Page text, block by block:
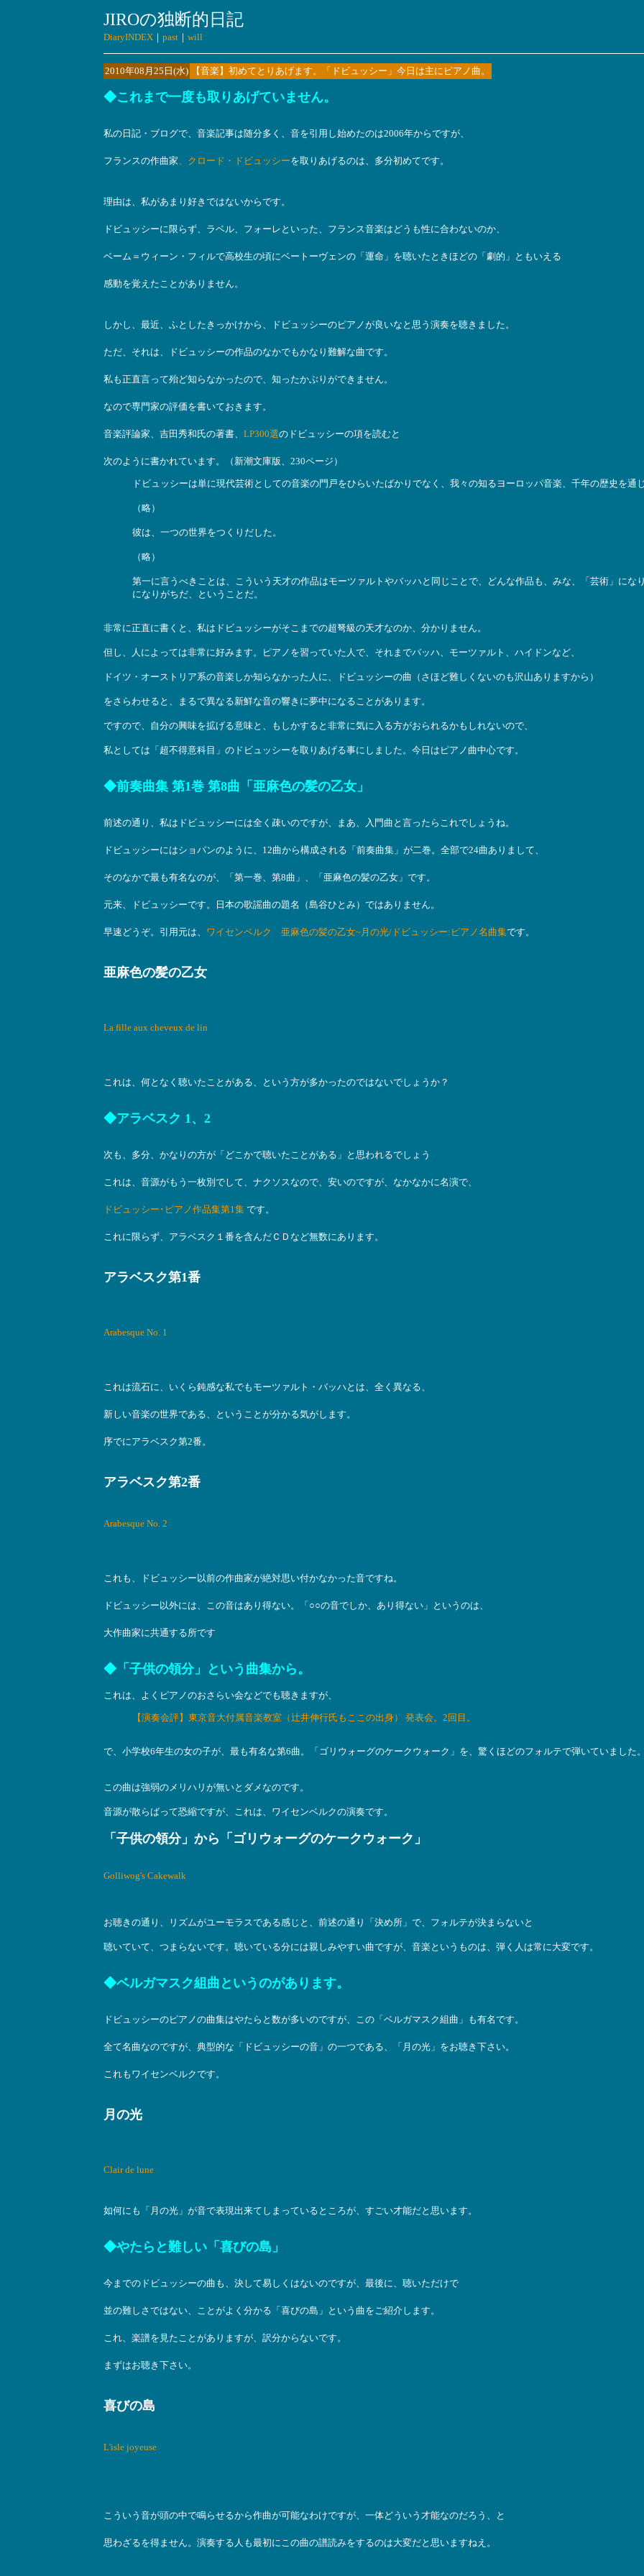
JIROの独断的日記
DiaryINDEX ｜ past ｜ will
2010年08月25日(水) 【音楽】初めてとりあげます。「ドビュッシー」今日は主にピアノ曲。
◆これまで一度も取りあげていません。
私の日記・ブログで、音楽記事は随分多く、音を引用し始めたのは2006年からですが、
フランスの作曲家、クロード・ドビュッシーを取りあげるのは、多分初めてです。
理由は、私があまり好きではないからです。
ドビュッシーに限らず、ラベル、フォーレといった、フランス音楽はどうも性に合わないのか、
ベーム＝ウィーン・フィルで高校生の頃にベートーヴェンの「運命」を聴いたときほどの「劇的」ともいえる
感動を覚えたことがありません。
しかし、最近、ふとしたきっかけから、ドビュッシーのピアノが良いなと思う演奏を聴きました。
ただ、それは、ドビュッシーの作品のなかでもかなり難解な曲です。
私も正直言って殆ど知らなかったので、知ったかぶりができません。
なので専門家の評価を書いておきます。
音楽評論家、吉田秀和氏の著書、 LP300選のドビュッシーの項を読むと
次のように書かれています。（新潮文庫版、230ページ）
ドビュッシーは単に現代芸術としての音楽の門戸をひらいたばかりでなく、我々の知るヨーロッパ音楽、千年の歴史を通
（略）
彼は、一つの世界をつくりだした。
（略）
第一に言うべきことは、こういう天才の作品はモーツァルトやバッハと同じことで、どんな作品も、みな、「芸術」にな
になりがちだ、ということだ。
非常に正直に書くと、私はドビュッシーがそこまでの超弩級の天才なのか、分かりません。
但し、人によっては非常に好みます。ピアノを習っていた人で、それまでバッハ、モーツァルト、ハイドンなど、
ドイツ・オーストリア系の音楽しか知らなかった人に、ドビュッシーの曲（さほど難しくないのも沢山ありますから）
をさらわせると、まるで異なる新鮮な音の響きに夢中になることがあります。
ですので、自分の興味を拡げる意味と、もしかすると非常に気に入る方がおられるかもしれないので、
私としては「超不得意科目」のドビュッシーを取りあげる事にしました。今日はピアノ曲中心です。
◆前奏曲集 第1巻 第8曲「亜麻色の髪の乙女」
前述の通り、私はドビュッシーには全く疎いのですが、まあ、入門曲と言ったらこれでしょうね。
ドビュッシーにはショパンのように、12曲から構成される「前奏曲集」が二巻。全部で24曲ありまして、
そのなかで最も有名なのが、「第一巻、第8曲」、「亜麻色の髪の乙女」です。
元来、ドビュッシーです。日本の歌謡曲の題名（島谷ひとみ）ではありません。
早速どうぞ。引用元は、 ワイセンベルク 亜麻色の髪の乙女~月の光/ドビュッシー:ピアノ名曲集です。
亜麻色の髪の乙女
La fille aux cheveux de lin
これは、何となく聴いたことがある、という方が多かったのではないでしょうか？
◆アラベスク 1、2
次も、多分、かなりの方が「どこかで聴いたことがある」と思われるでしょう
これは、音源がもう一枚別でして、ナクソスなので、安いのですが、なかなかに名演で、
ドビュッシー･ピアノ作品集第1集 です。
これに限らず、アラベスク１番を含んだＣＤなど無数にあります。
アラベスク第1番
Arabesque No. 1
これは流石に、いくら鈍感な私でもモーツァルト・バッハとは、全く異なる、
新しい音楽の世界である、ということが分かる気がします。
序でにアラベスク第2番。
アラベスク第2番
Arabesque No. 2
これも、ドビュッシー以前の作曲家が絶対思い付かなかった音ですね。
ドビュッシー以外には、この音はあり得ない。「○○の音でしか、あり得ない」というのは、
大作曲家に共通する所です
◆「子供の領分」という曲集から。
これは、よくピアノのおさらい会などでも聴きますが、
【演奏会評】東京音大付属音楽教室（辻井伸行氏もここの出身） 発表会。2回目。
で、小学校6年生の女の子が、最も有名な第6曲。「ゴリウォーグのケークウォーク」を、驚くほどのフォルテで弾いていました
この曲は強弱のメリハリが無いとダメなのです。
音源が散らばって恐縮ですが、これは、ワイセンベルクの演奏です。
「子供の領分」から「ゴリウォーグのケークウォーク」
Golliwog's Cakewalk
お聴きの通り、リズムがユーモラスである感じと、前述の通り「決め所」で、フォルテが決まらないと
聴いていて、つまらないです。聴いている分には親しみやすい曲ですが、音楽というものは、弾く人は常に大変です。
◆ベルガマスク組曲というのがあります。
ドビュッシーのピアノの曲集はやたらと数が多いのですが、この「ベルガマスク組曲」も有名です。
全て名曲なのですが、典型的な「ドビュッシーの音」の一つである、「月の光」をお聴き下さい。
これもワイセンベルクです。
月の光
Clair de lune
如何にも「月の光」が音で表現出来てしまっているところが、すごい才能だと思います。
◆やたらと難しい「喜びの島」
今までのドビュッシーの曲も、決して易しくはないのですが、最後に、聴いただけで
並の難しさではない、ことがよく分かる「喜びの島」という曲をご紹介します。
これ、楽譜を見たことがありますが、訳分からないです。
まずはお聴き下さい。
喜びの島
L'isle joyeuse
こういう音が頭の中で鳴らせるから作曲が可能なわけですが、一体どういう才能なのだろう、と
思わざるを得ません。演奏する人も最初にこの曲の譜読みをするのは大変だと思いますねえ。